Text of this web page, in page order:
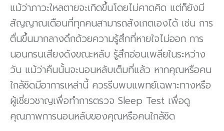
แม้ว่าภาวะใหลตายจะเกิดขึ้นโดยไม่คาดคิด แต่ก็ยังมี
สัญญาณเตือนที่ทุกคนสามารถสังเกตเองได้ เช่น การ
ตื่นขึ้นมากลางดึกด้วยความรู้สึกที่หายใจไม่ออก การ
นอนกรนเสียงดังขณะหลับ รู้สึกอ่อนเพลียในระหว่าง
วัน แม้ว่าคืนนั้นจะนอนหลับเต็มที่แล้ว หากคุณหรือคน
ใกล้ชิดมีอาการเหล่านี้ ควรรีบพบแพทย์เฉพาะทางหรือ
ผู้เชี่ยวชาญเพื่อทำการตรวจ Sleep Test เพื่อดู
คุณภาพการนอนหลับของคุณหรือคนใกล้ชิด